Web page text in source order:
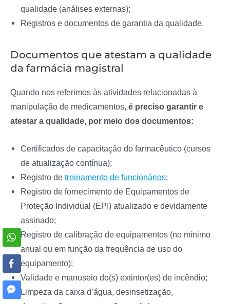
qualidade (análises externas);
Registros e documentos de garantia da qualidade.
Documentos que atestam a qualidade
da farmácia magistral
Quando nos referimos às atividades relacionadas à
manipulação de medicamentos, é preciso garantir e
atestar a qualidade, por meio dos documentos:
Certificados de capacitação do farmacêutico (cursos
de atualização contínua);
Registro de treinamento de funcionários;
Registro de fornecimento de Equipamentos de
Proteção Individual (EPI) atualizado e devidamente
assinado;
Registro de calibração de equipamentos (no mínimo
anual ou em função da frequência de uso do
equipamento);
Validade e manuseio do(s) extintor(es) de incêndio;
Limpeza da caixa d’água, desinsetização,